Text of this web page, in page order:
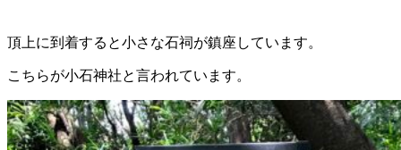
頂上に到着すると小さな石祠が鎮座しています。
こちらが小石神社と言われています。